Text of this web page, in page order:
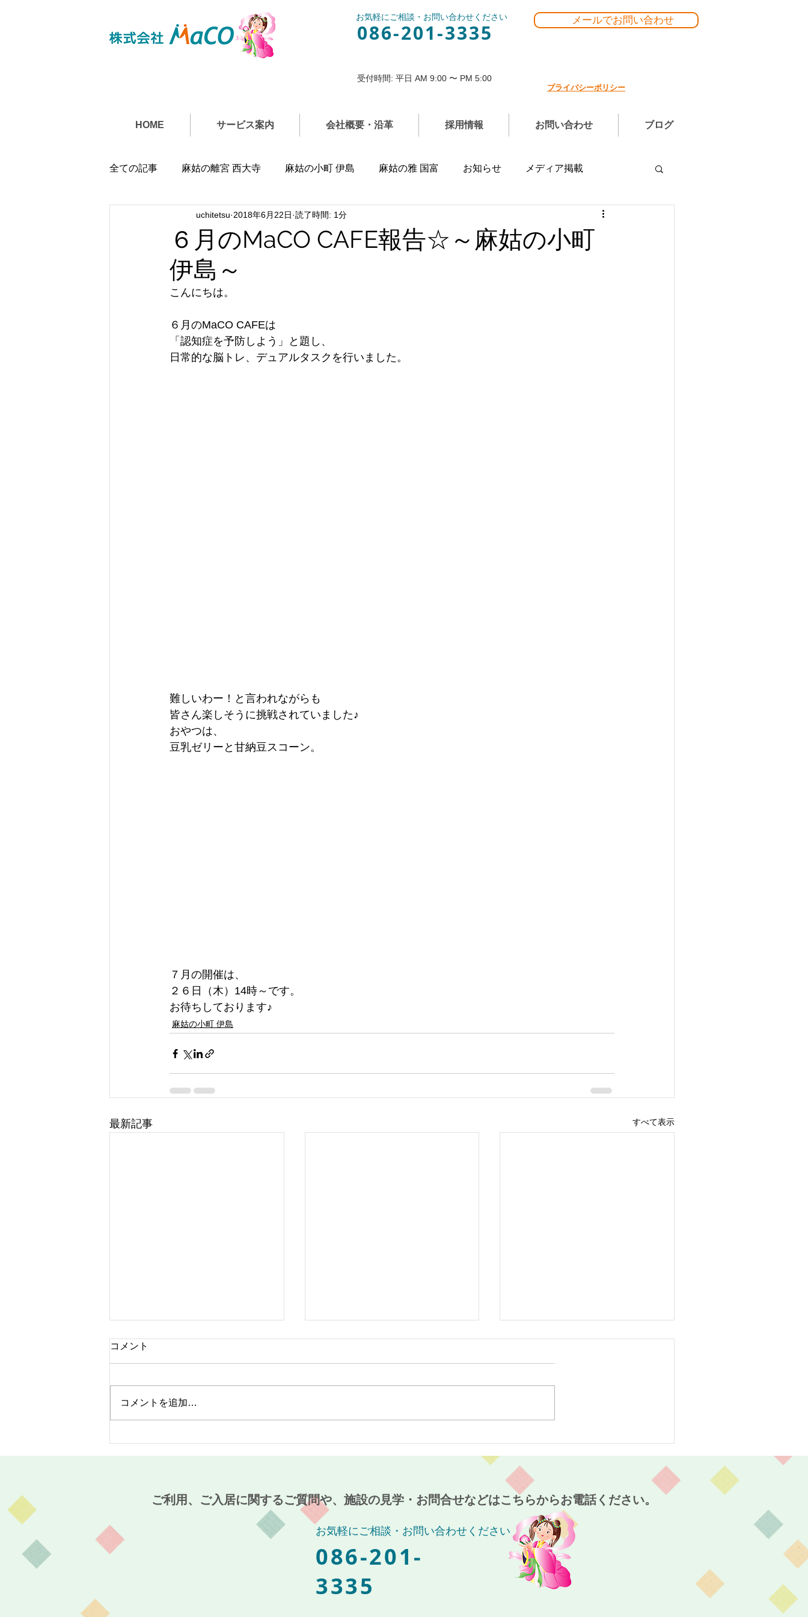
086-201-3335
お気軽にご相談・お問い合わせください
受付時間: 平日 AM 9:00 〜 PM 5:00
メールでお問い合わせ
プライバシーポリシー
HOME サービス案内 会社概要・沿革 採用情報 お問い合わせ ブログ
全ての記事 麻姑の離宮 西大寺 麻姑の小町 伊島 麻姑の雅 国富 お知らせ メディア掲載
６月のMaCO CAFE報告☆～麻姑の小町
伊島～
uchitetsu 2018年6月22日 読了時間: 1分
こんにちは。
６月のMaCO CAFEは
「認知症を予防しよう」と題し、
日常的な脳トレ、デュアルタスクを行いました。
難しいわー！と言われながらも
皆さん楽しそうに挑戦されていました♪
おやつは、
豆乳ゼリーと甘納豆スコーン。
７月の開催は、
２６日（木）14時～です。
お待ちしております♪
麻姑の小町 伊島
最新記事 すべて表示
コメント
コメントを追加…
ご利用、ご入居に関するご質問や、施設の見学・お問合せなどはこちらからお電話ください。
お気軽にご相談・お問い合わせください
086-201-
3335